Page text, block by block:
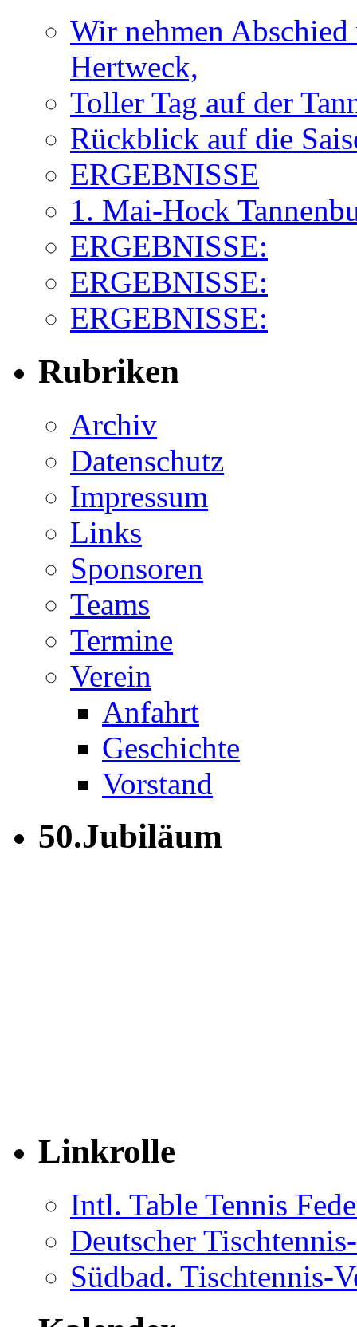
Wir nehmen
Hertweck,
Toller Tag auf der
Rückblick auf die
ERGEBNISSE
1. Mai-Hock
ERGEBNISSE:
ERGEBNISSE:
ERGEBNISSE:
Rubriken
Archiv
Datenschutz
Impressum
Links
Sponsoren
Teams
Termine
Verein
Anfahrt
Geschichte
Vorstand
50.Jubiläum
Linkrolle
Intl. Table Tennis
Deutscher
Südbad. Tischtennis-